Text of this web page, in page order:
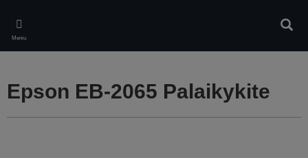
main
content
Meniu
Epson EB-2065 Palaikykite